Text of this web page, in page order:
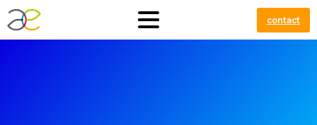
contact